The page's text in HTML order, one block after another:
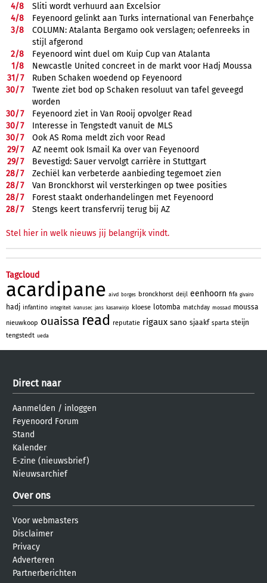
4/8
Sliti wordt verhuurd aan Excelsior
4/8
Feyenoord gelinkt aan Turks international van Fenerbahçe
3/8
COLUMN: Atalanta Bergamo ook verslagen; oefenreeks in
stijl afgerond
2/8
Feyenoord wint duel om Kuip Cup van Atalanta
1/8
Newcastle United concreet in de markt voor Hadj Moussa
31/7
Ruben Schaken woedend op Feyenoord
30/7
Twente ziet bod op Schaken resoluut van tafel geveegd
worden
30/7
Feyenoord ziet in Van Rooij opvolger Read
30/7
Interesse in Tengstedt vanuit de MLS
30/7
Ook AS Roma meldt zich voor Read
29/7
AZ neemt ook Ismail Ka over van Feyenoord
29/7
Bevestigd: Sauer vervolgt carrière in Stuttgart
28/7
Zechiël kan verbeterde aanbieding tegemoet zien
28/7
Van Bronckhorst wil versterkingen op twee posities
28/7
Forest staakt onderhandelingen met Feyenoord
28/7 Stengs keert transfervrij terug bij AZ
Stel hier in welk nieuws jij belangrijk vindt.
Tagcloud
acardipane aivd borges bronckhorst deijl eenhoorn fifa givairo
hadj infantino integriteit ivanusec jans kasanwirjo kloese lotomba matchday mossad moussa
nieuwkoop ouaissa read reputatie rigaux sano sjaakf sparta steijn
tengstedt ueda
Direct naar
Aanmelden / inloggen
Feyenoord Forum
Stand
Kalender
E-zine (nieuwsbrief)
Nieuwsarchief
Over ons
Voor webmasters
Disclaimer
Privacy
Adverteren
Partnerberichten